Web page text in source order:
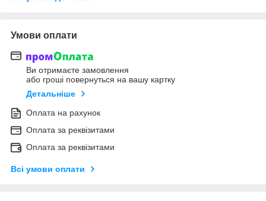
Умови оплати
Ви отримаєте замовлення
або гроші повернуться на вашу картку
Детальніше
Оплата на рахунок
Оплата за реквізитами
Оплата за реквізитами
Всі умови оплати